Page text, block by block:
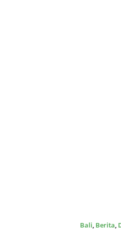
Bali, Berita,